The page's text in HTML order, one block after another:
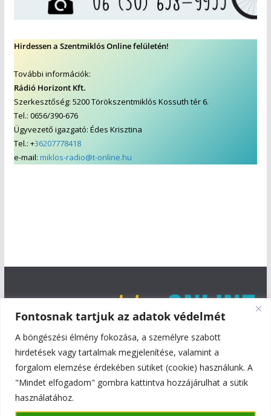
Fontosnak tartjuk az adatok védelmét
A böngészési élmény fokozása, a személyre szabott
hirdetések vagy tartalmak megjelenítése, valamint a
forgalom elemzése érdekében sütiket (cookie) használunk. A
"Mindet elfogadom" gombra kattintva hozzájárulhat a sütik
használatához.
Hirdessen a Szentmiklós Online felületén!
További információk:
Rádió Horizont Kft.
Szerkesztőség: 5200 Törökszentmiklós Kossuth tér 6.
Tel.: 0656/390-676
Ügyvezető igazgató: Édes Krisztina
Tel.: +36207778418
e-mail: miklos-radio@t-online.hu